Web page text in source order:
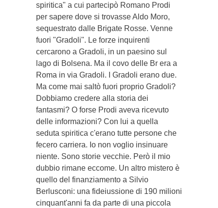
spiritica" a cui partecipò Romano Prodi
per sapere dove si trovasse Aldo Moro,
sequestrato dalle Brigate Rosse. Venne
fuori "Gradoli". Le forze inquirenti
cercarono a Gradoli, in un paesino sul
lago di Bolsena. Ma il covo delle Br era a
Roma in via Gradoli. I Gradoli erano due.
Ma come mai saltò fuori proprio Gradoli?
Dobbiamo credere alla storia dei
fantasmi? O forse Prodi aveva ricevuto
delle informazioni? Con lui a quella
seduta spiritica c'erano tutte persone che
fecero carriera. Io non voglio insinuare
niente. Sono storie vecchie. Però il mio
dubbio rimane eccome. Un altro mistero è
quello del finanziamento a Silvio
Berlusconi: una fideiussione di 190 milioni
cinquant'anni fa da parte di una piccola